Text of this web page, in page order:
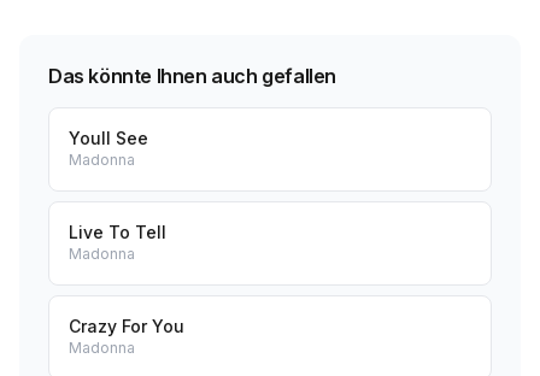
Das könnte Ihnen auch gefallen
Youll See
Madonna
Live To Tell
Madonna
Crazy For You
Madonna